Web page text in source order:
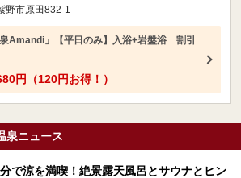
野市原田832-1
泉Amandi」【平日のみ】入浴+岩盤浴 割引
円（120円お得！）
泉ニュース
で涼を満喫！絶景露天風呂とサウナとヒン